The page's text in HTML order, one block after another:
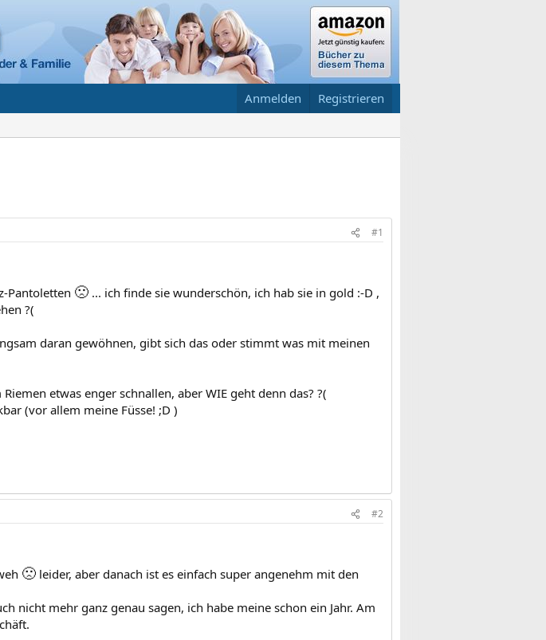
Anmelden Registrieren
#1
Pantoletten 🙁 ... ich finde sie wunderschön, ich hab sie in gold :-D ,
?(
daran gewöhnen, gibt sich das oder stimmt was mit meinen
etwas enger schnallen, aber WIE geht denn das? ?(
(vor allem meine Füsse! ;D )
#2
🙁 leider, aber danach ist es einfach super angenehm mit den
nicht mehr ganz genau sagen, ich habe meine schon ein Jahr. Am